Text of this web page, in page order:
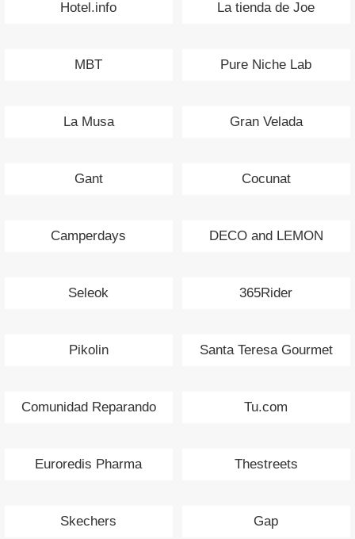
Hotel.info La tienda de Joe
MBT Pure Niche Lab
La Musa Gran Velada
Gant Cocunat
Camperdays DECO and LEMON
Seleok 365Rider
Pikolin Santa Teresa Gourmet
Comunidad Reparando Tu.com
Euroredis Pharma Thestreets
Skechers Gap